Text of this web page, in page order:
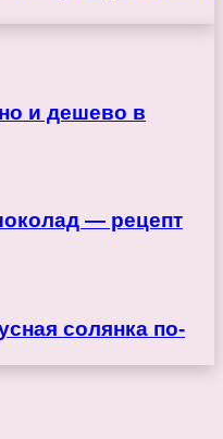
и дешево в
— рецепт
солянка по-